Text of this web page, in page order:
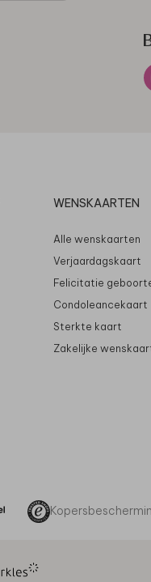
WENSKAARTEN
Alle wenskaarten
Verjaardagskaart
Felicitatie
Condoleancekaart
Sterkte kaart
Zakelijke